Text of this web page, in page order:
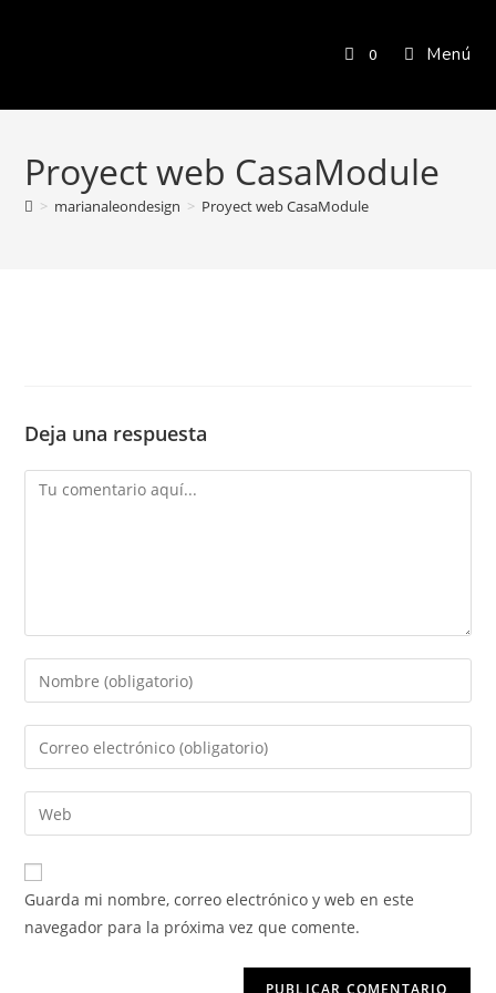
0 Menú
Proyect web CasaModule
> marianaleondesign > Proyect web CasaModule
Deja una respuesta
Guarda mi nombre, correo electrónico y web en este
navegador para la próxima vez que comente.